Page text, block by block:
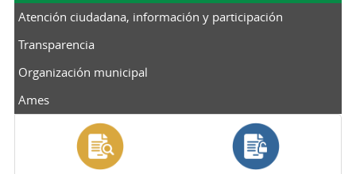
Atención ciudadana, información y participación
Transparencia
Organización municipal
Ames